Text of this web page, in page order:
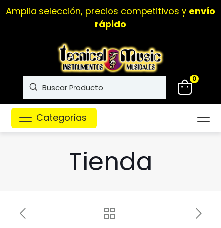
Amplia selección, precios competitivos y envío
rápido
0
Categorías
Tienda